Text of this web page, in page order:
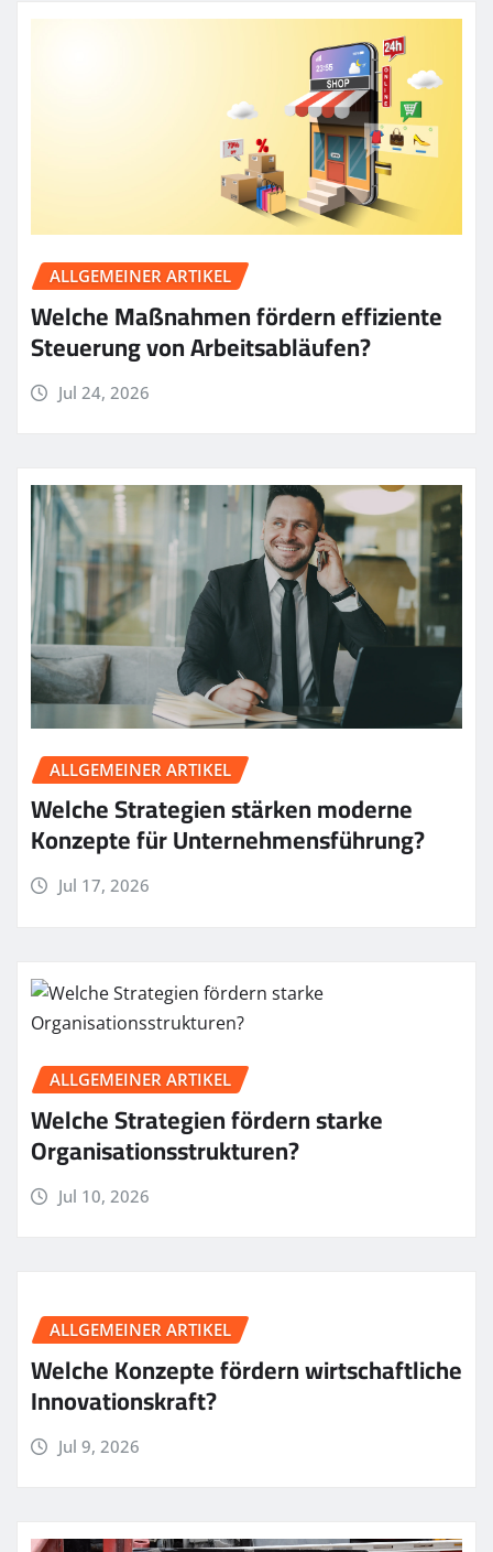
ALLGEMEINER ARTIKEL
Welche Maßnahmen fördern effiziente
Steuerung von Arbeitsabläufen?
Jul 24, 2026
ALLGEMEINER ARTIKEL
Welche Strategien stärken moderne
Konzepte für Unternehmensführung?
Jul 17, 2026
ALLGEMEINER ARTIKEL
Welche Strategien fördern starke
Organisationsstrukturen?
Jul 10, 2026
ALLGEMEINER ARTIKEL
Welche Konzepte fördern wirtschaftliche
Innovationskraft?
Jul 9, 2026